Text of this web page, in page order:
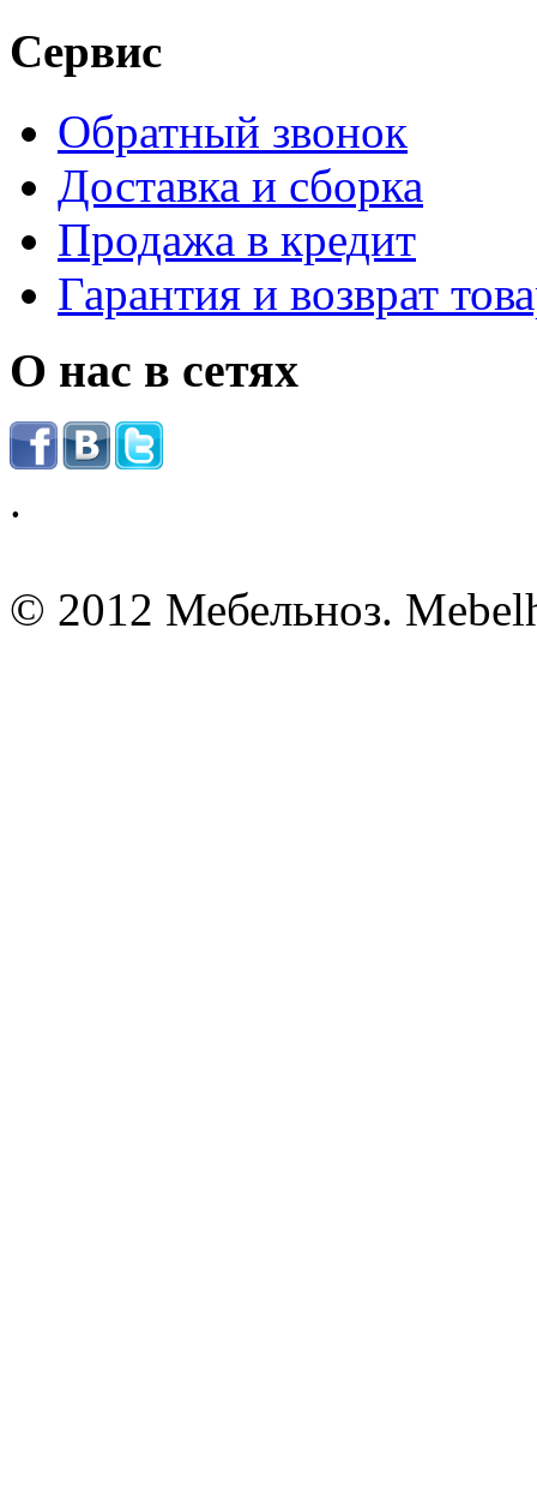
Сервис
Обратный звонок
Доставка и сборка
Продажа в кредит
Гарантия и возврат
О нас в сетях
.
© 2012 Мебельноз.